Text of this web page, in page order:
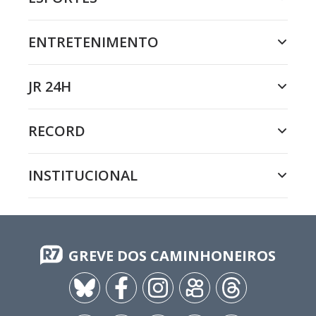
ENTRETENIMENTO
JR 24H
RECORD
INSTITUCIONAL
GREVE DOS CAMINHONEIROS